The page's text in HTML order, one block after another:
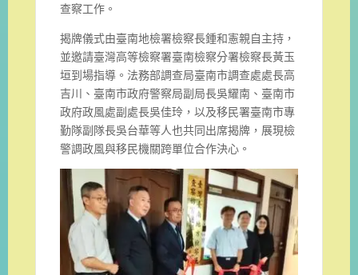
查察工作。
揭牌儀式由臺南地檢署檢察長鍾和憲親自主持，
並邀請臺灣高等檢察署臺南檢察分署檢察長黃玉
垣到場指導。法務部調查局臺南市調查處處長高
吉川、臺南市政府警察局副局長吳耀南、臺南市
政府政風處副處長吳佳玲，以及移民署臺南市專
勤隊副隊長吳台華等人也共同出席揭牌，展現檢
警調政風與移民機關跨單位合作決心。